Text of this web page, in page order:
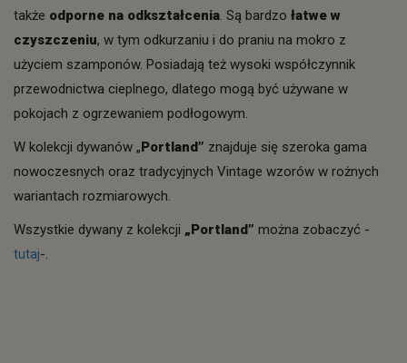
także odporne na odkształcenia. Są bardzo łatwe w
czyszczeniu, w tym odkurzaniu i do praniu na mokro z
użyciem szamponów. Posiadają też wysoki współczynnik
przewodnictwa cieplnego, dlatego mogą być używane w
pokojach z ogrzewaniem podłogowym.
W kolekcji dywanów „Portland” znajduje się szeroka gama
nowoczesnych oraz tradycyjnych Vintage wzorów w rożnych
wariantach rozmiarowych.
Wszystkie dywany z kolekcji „Portland” można zobaczyć -
tutaj-.